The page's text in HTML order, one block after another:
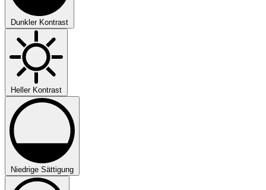
Dunkler Kontrast
Heller Kontrast
Niedrige Sättigung